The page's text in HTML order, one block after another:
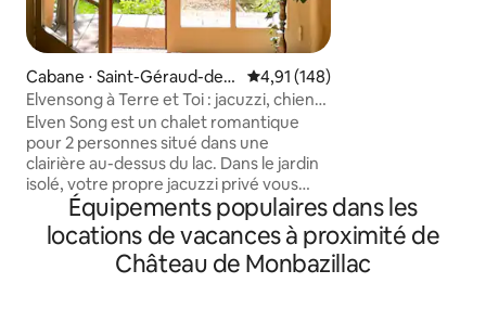
Cabane ⋅ Saint-Géraud-de-
Corps
Évaluation moyenne sur la
4,91 (148)
Elvensong à Terre et Toi : jacuzzi, chiens
acceptés
Elven Song est un chalet romantique
pour 2 personnes situé dans une
clairière au-dessus du lac. Dans le jardin
isolé, votre propre jacuzzi privé vous
attend et un chemin bordé de mousse
vous mène au bord de l'eau, à 30 mètres
de là. La structure est faite de troncs
d'arbres, les murs et les bancs sont
Équipements populaires dans les
locations de vacances à proximité de
Château de Monbazillac